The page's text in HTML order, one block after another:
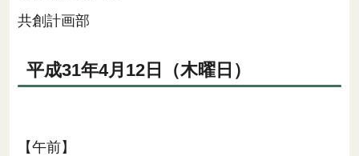
共創計画部
平成31年4月12日（木曜日）
【午前】